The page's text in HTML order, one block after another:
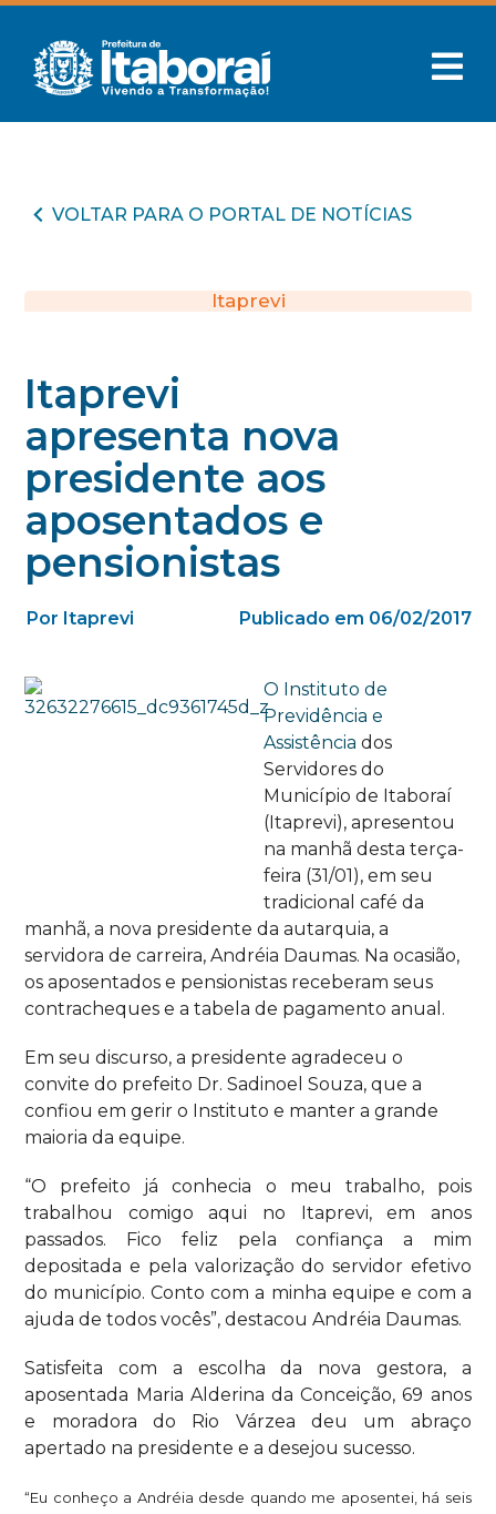
VOLTAR PARA O PORTAL DE NOTÍCIAS
Itaprevi
Itaprevi
apresenta nova
presidente aos
aposentados e
pensionistas
Por Itaprevi Publicado em 06/02/2017
O Instituto de
Previdência e
Assistênciados
Servidoresdo
Município de Itaboraí
(Itaprevi), apresentou
na manhã desta terça-
feira (31/01), em seu
tradicional café da
manhã, a nova presidente da autarquia,a
servidorade carreira, Andréia Daumas. Na ocasião,
os aposentados e pensionistas receberam seus
contracheques e a tabela de pagamento anual.
Em seu discurso, a presidente agradeceu o
convite do prefeito Dr. Sadinoel Souza, que a
confiou em gerir o Instituto e manter a grande
maioria da equipe.
“O prefeito já conhecia o meu trabalho, pois
trabalhou comigo aqui no Itaprevi, em anos
passados. Fico feliz pela confiança a mim
depositada e pela valorização do servidor efetivo
do município. Conto com a minha equipe e com a
ajuda detodosvocês”, destacou Andréia Daumas.
Satisfeita com a escolha da nova gestora, a
aposentada Maria Alderina da Conceição, 69 anos
e moradora do Rio Várzea deu um abraço
apertado na presidente e a desejou sucesso.
“Eu conheço a Andréia desde quando me aposentei, há seis